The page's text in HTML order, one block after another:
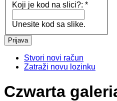
Koji je kod na slici?: *
Unesite kod sa slike.
Stvori novi račun
Zatraži novu lozinku
Czwarta